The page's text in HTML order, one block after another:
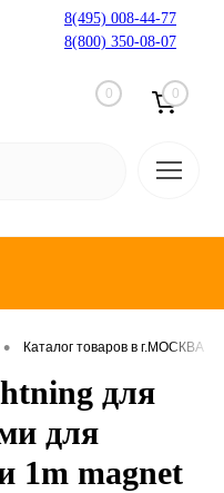
8(495) 008-44-77
8(800) 350-08-07
0 0
• Каталог товаров в г.МОСКВА
для
для
1m magnet